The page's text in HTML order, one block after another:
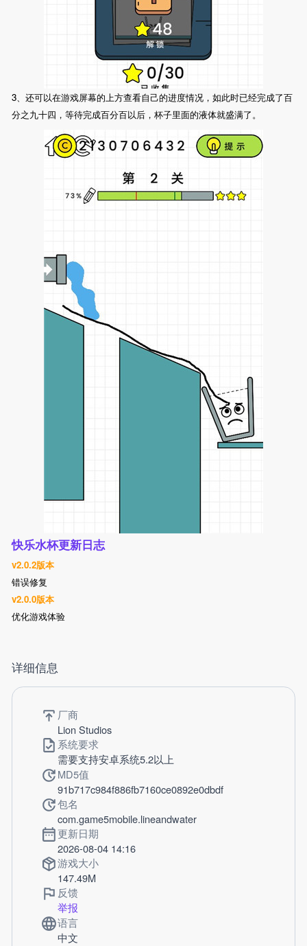
3、还可以在游戏屏幕的上方查看自己的进度情况，如此时已经完成了百
分之九十四，等待完成百分百以后，杯子里面的液体就盛满了。
快乐水杯更新日志
v2.0.2版本
错误修复
v2.0.0版本
优化游戏体验
详细信息
厂商
Lion Studios
系统要求
需要支持安卓系统5.2以上
MD5值
91b717c984f886fb7160ce0892e0dbdf
包名
com.game5mobile.lineandwater
更新日期
2026-08-04 14:16
游戏大小
147.49M
反馈
举报
语言
中文